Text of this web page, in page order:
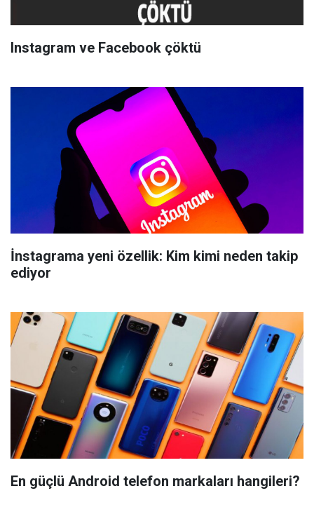
Instagram ve Facebook çöktü
İnstagrama yeni özellik: Kim kimi neden takip
ediyor
En güçlü Android telefon markaları hangileri?